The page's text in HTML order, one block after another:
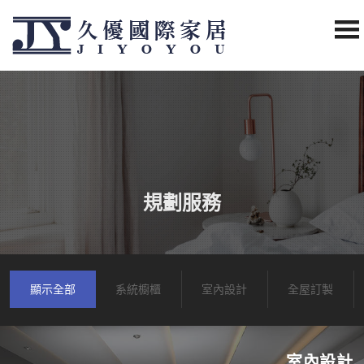
規劃服務
顯示全部 系統櫥櫃 室內設計 全屋訂製